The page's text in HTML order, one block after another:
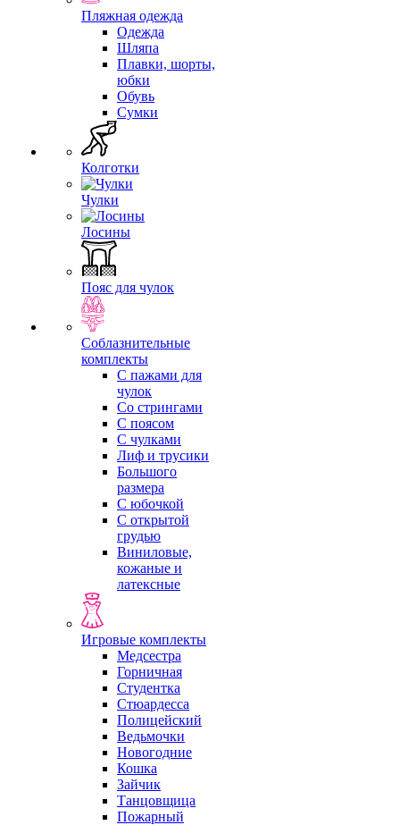
Пляжная одежда
Одежда
Шляпа
Плавки, шорты,
юбки
Обувь
Сумки
Колготки
Чулки
Лосины
Пояс для чулок
Соблазнительные
комплекты
С пажами для
чулок
Со стрингами
С поясом
С чулками
Лиф и трусики
Большого
размера
С юбочкой
С открытой
грудью
Виниловые,
кожаные и
латексные
Игровые комплекты
Медсестра
Горничная
Студентка
Стюардесса
Полицейский
Ведьмочки
Новогодние
Кошка
Зайчик
Танцовщица
Пожарный